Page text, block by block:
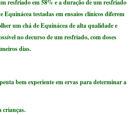
resfriado em 58% e a duração de um resfriado
Equinácea testadas em ensaios clínicos diferem
um chá de Equinácea de alta qualidade e
no decurso de um resfriado, com doses
dias.
bem experiente em ervas para determinar a
crianças.